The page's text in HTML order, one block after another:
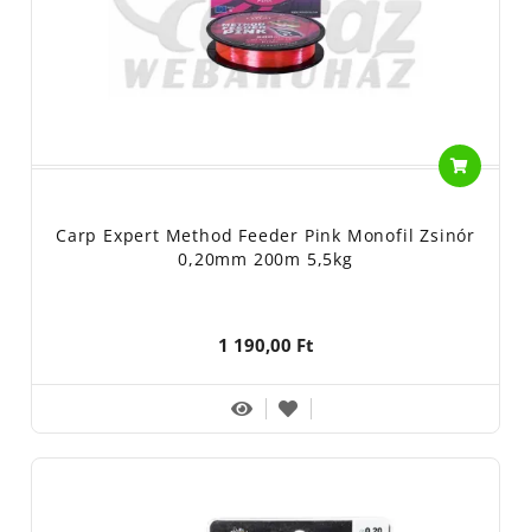
Carp Expert Method Feeder Pink Monofil Zsinór
0,20mm 200m 5,5kg
1 190,00 Ft